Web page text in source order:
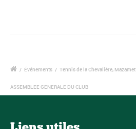
/ Événements / Tennis de la Chevalière, Mazamet
ASSEMBLEE GENERALE DU CLUB